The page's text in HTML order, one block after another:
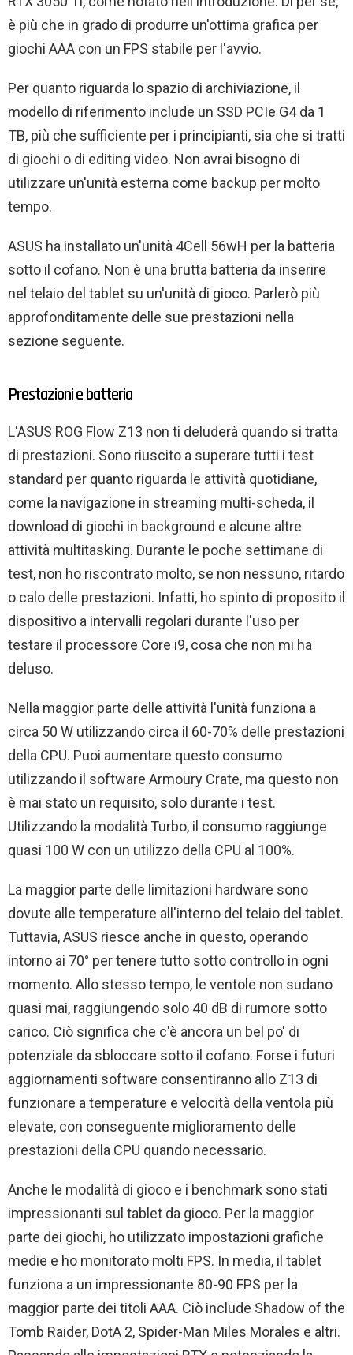
è più che in grado di produrre un'ottima grafica per
giochi AAA con un FPS stabile per l'avvio.
Per quanto riguarda lo spazio di archiviazione, il
modello di riferimento include un SSD PCIe G4 da 1
TB, più che sufficiente per i principianti, sia che si tratti
di giochi o di editing video. Non avrai bisogno di
utilizzare un'unità esterna come backup per molto
tempo.
ASUS ha installato un'unità 4Cell 56wH per la batteria
sotto il cofano. Non è una brutta batteria da inserire
nel telaio del tablet su un'unità di gioco. Parlerò più
approfonditamente delle sue prestazioni nella
sezione seguente.
Prestazioni e batteria
L'ASUS ROG Flow Z13 non ti deluderà quando si tratta
di prestazioni. Sono riuscito a superare tutti i test
standard per quanto riguarda le attività quotidiane,
come la navigazione in streaming multi-scheda, il
download di giochi in background e alcune altre
attività multitasking. Durante le poche settimane di
test, non ho riscontrato molto, se non nessuno, ritardo
o calo delle prestazioni. Infatti, ho spinto di proposito il
dispositivo a intervalli regolari durante l'uso per
testare il processore Core i9, cosa che non mi ha
deluso.
Nella maggior parte delle attività l'unità funziona a
circa 50 W utilizzando circa il 60-70% delle prestazioni
della CPU. Puoi aumentare questo consumo
utilizzando il software Armoury Crate, ma questo non
è mai stato un requisito, solo durante i test.
Utilizzando la modalità Turbo, il consumo raggiunge
quasi 100 W con un utilizzo della CPU al 100%.
La maggior parte delle limitazioni hardware sono
dovute alle temperature all'interno del telaio del tablet.
Tuttavia, ASUS riesce anche in questo, operando
intorno ai 70° per tenere tutto sotto controllo in ogni
momento. Allo stesso tempo, le ventole non sudano
quasi mai, raggiungendo solo 40 dB di rumore sotto
carico. Ciò significa che c'è ancora un bel po' di
potenziale da sbloccare sotto il cofano. Forse i futuri
aggiornamenti software consentiranno allo Z13 di
funzionare a temperature e velocità della ventola più
elevate, con conseguente miglioramento delle
prestazioni della CPU quando necessario.
Anche le modalità di gioco e i benchmark sono stati
impressionanti sul tablet da gioco. Per la maggior
parte dei giochi, ho utilizzato impostazioni grafiche
medie e ho monitorato molti FPS. In media, il tablet
funziona a un impressionante 80-90 FPS per la
maggior parte dei titoli AAA. Ciò include Shadow of the
Tomb Raider, DotA 2, Spider-Man Miles Morales e altri.